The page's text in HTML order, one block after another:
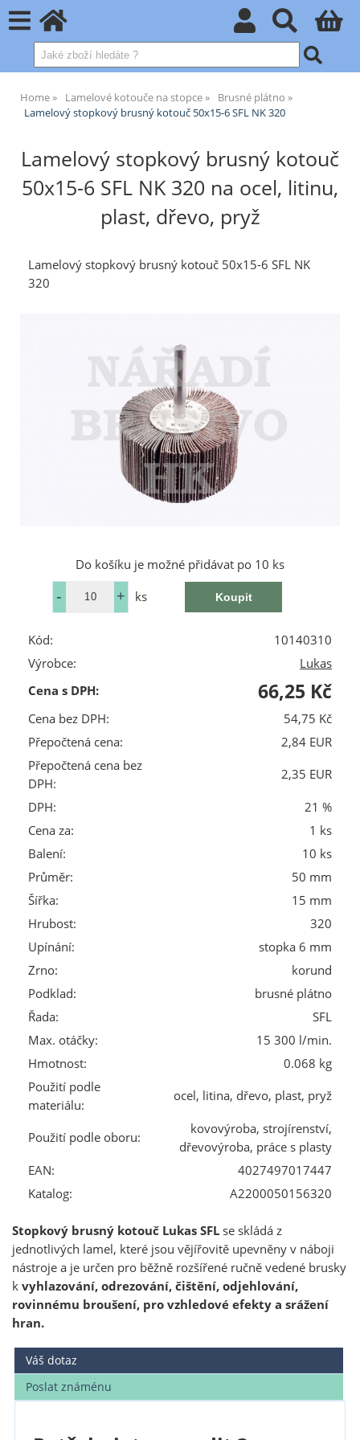
Home Lamelové kotouče na stopce
Brusné plátno
Lamelový stopkový brusný kotouč 50x15-6 SFL NK 320
Lamelový stopkový brusný kotouč
50x15-6 SFL NK 320 na ocel, litinu,
plast, dřevo, pryž
Lamelový stopkový brusný kotouč 50x15-6 SFL NK
320
Do košíku je možné přidávat po 10 ks
ks
Kód:
10140310
Výrobce:
Lukas
Cena s DPH:
66,25 Kč
Cena bez DPH:
54,75 Kč
Přepočtená cena:
2,84 EUR
Přepočtená cena bez
DPH:
2,35 EUR
DPH:
21 %
Cena za:
1 ks
Balení:
10 ks
Průměr:
50 mm
Šířka:
15 mm
Hrubost:
320
Upínání:
stopka 6 mm
Zrno:
korund
Podklad:
brusné plátno
Řada:
SFL
Max. otáčky:
15 300 l/min.
Hmotnost:
0.068 kg
Použití podle
materiálu:
ocel, litina, dřevo, plast, pryž
Použití podle oboru:
kovovýroba, strojírenství,
dřevovýroba, práce s plasty
EAN:
4027497017447
Katalog:
A2200050156320
Stopkový brusný kotouč Lukas SFLse skládá z
jednotlivých lamel, které jsou vějířovitě upevněny v náboji
nástroje a je určen pro běžně rozšířené ručně vedené brusky
kvyhlazování, odrezování, čištění, odjehlování,
rovinnému broušení, pro vzhledové efekty a srážení
hran.
Váš dotaz
Poslat známénu